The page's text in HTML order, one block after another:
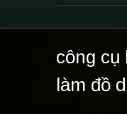
công cụ
làm đồ